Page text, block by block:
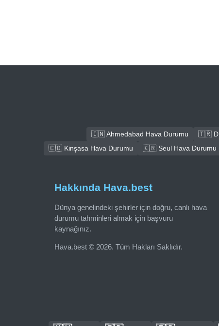
🇮🇳 Ahmedabad Hava Durumu 🇹🇷
🇨🇩 Kinşasa Hava Durumu
🇰🇷 Seul Hava Durumu
Hakkında Hava.best
Dünya genelindeki şehirler için doğru, canlı hava
durumu tahminleri almak için başvuru
kaynağınız.
Hava.best © 2026. Tüm Hakları Saklıdır.